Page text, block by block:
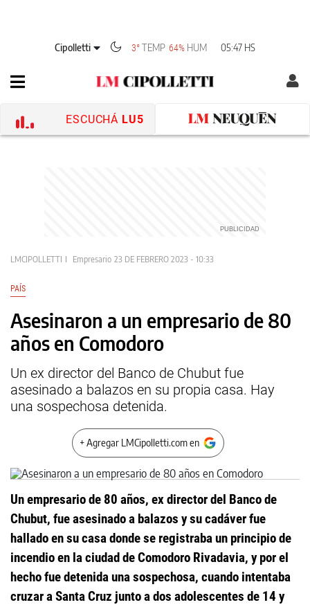
Cipolletti 3°TEMP 64% HUM 05:47 HS
ESCUCHÁ LU5
LMCIPOLLETTI Empresario 23 DE FEBRERO 2023 - 10:33
PAÍS
Asesinaron a un empresario de 80
años en Comodoro
Un ex director del Banco de Chubut fue
asesinado a balazos en su propia casa. Hay
una sospechosa detenida.
+ Agregar LMCipolletti.com en
Un empresario de 80 años, ex director del Banco de
Chubut, fue asesinado a balazos y su cadáver fue
hallado en su casa donde se registraba un principio de
incendio en la ciudad de Comodoro Rivadavia, y por el
hecho fue detenida una sospechosa, cuando intentaba
cruzar a Santa Cruz junto a dos adolescentes de 14 y